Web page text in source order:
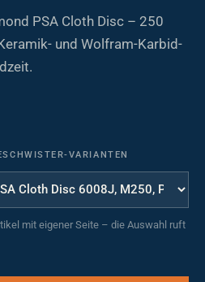
PSA Cloth Disc – 250
und Wolfram-Karbid-
VARIANTEN
mit eigener Seite – die Auswahl ruft